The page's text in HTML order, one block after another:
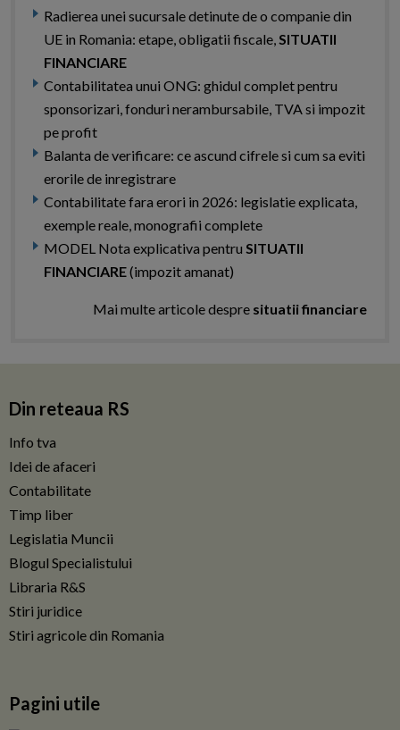
Radierea unei sucursale detinute de o companie din
UE in Romania: etape, obligatii fiscale,SITUATII
FINANCIARE
Contabilitatea unui ONG: ghidul complet pentru
sponsorizari, fonduri nerambursabile, TVA si impozit
pe profit
Balanta de verificare: ce ascund cifrele si cum sa eviti
erorile de inregistrare
Contabilitate fara erori in 2026: legislatie explicata,
exemple reale, monografii complete
MODEL Nota explicativa pentru SITUATII
FINANCIARE(impozit amanat)
Mai multe articole despre situatii financiare
Din reteaua RS
Info tva
Idei de afaceri
Contabilitate
Timp liber
Legislatia Muncii
Blogul Specialistului
Libraria R&S
Stiri juridice
Stiri agricole din Romania
Pagini utile